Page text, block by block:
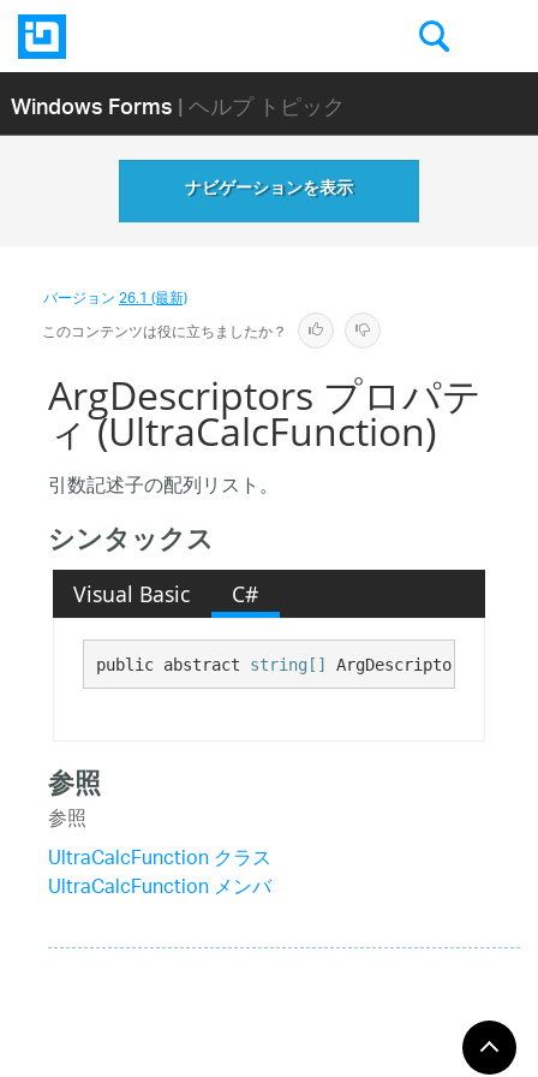
Windows Forms| ヘルプ トピック
ナビゲーションを表示
バージョン26.1 (最新)
このコンテンツは役に立ちましたか？
ArgDescriptors プロパテ
ィ (UltraCalcFunction)
引数記述子の配列リスト。
シンタックス
Visual Basic C#
public abstract string[] ArgDescriptors {get;}
参照
参照
UltraCalcFunction クラス
UltraCalcFunction メンバ